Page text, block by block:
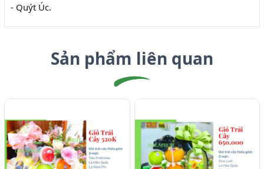
- Quýt Úc.
Sản phẩm liên quan